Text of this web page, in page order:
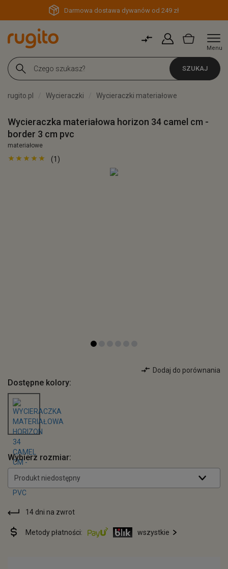
Darmowa dostawa dywanów od 249 zł
Menu
SZUKAJ
rugito.pl Wycieraczki Wycieraczki materiałowe
Wycieraczka materiałowa horizon 34 camel cm -
border 3 cm pvc
materiałowe
(1)
Dodaj do porównania
Dostępne kolory:
Wybierz rozmiar:
Produkt niedostępny
14 dni na zwrot
Metody płatności: wszystkie